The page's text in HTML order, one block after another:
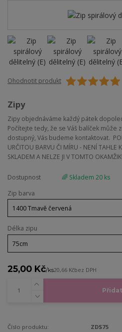
Ohodnotit produkt
Zipy
Zipy objednáváme každý pátek
Počítejte tedy, že se Váš balíček může
dostupný, Vás budeme kontaktovat.
URČITOU BARVU ČI MÍRU - NENÍ TAHLE
SKLADEM A NELZE JI V TOMTO
Dostupnost
🌈 Skladem 20 ks
Zip barva
Délka zipu
25,00 Kč/ks20,66 Kčbez DPH
Číslo produktu:
ZDS75